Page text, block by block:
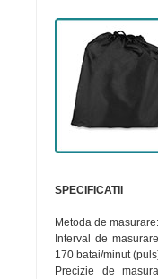
SPECIFICATII
Metoda de
Interval de
170 batai/minut
Precizie de